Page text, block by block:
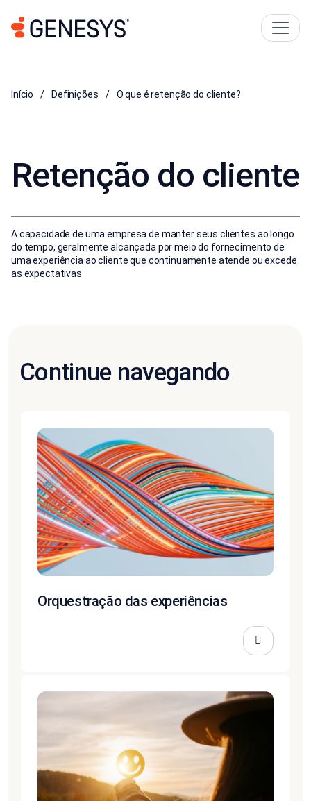
Início Definições O que é retenção do cliente?
Retenção do cliente
A capacidade de uma empresa de manter seus clientes ao longo
do tempo, geralmente alcançada por meio do fornecimento de
uma experiência ao cliente que continuamente atende ou excede
as expectativas.
Continue navegando
Orquestração das experiências